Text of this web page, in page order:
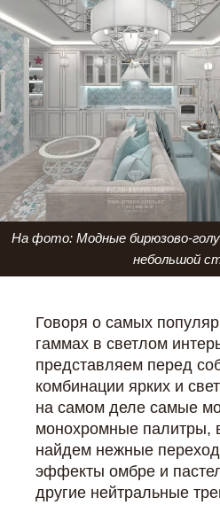
На фото: Модные бирюзово-
небольшой
Говоря о самых
гаммах в светлом
представляем перед
комбинации ярких и
на самом деле самые
монохромные палитры,
найдем нежные
эффекты омбре и
другие нейтральные